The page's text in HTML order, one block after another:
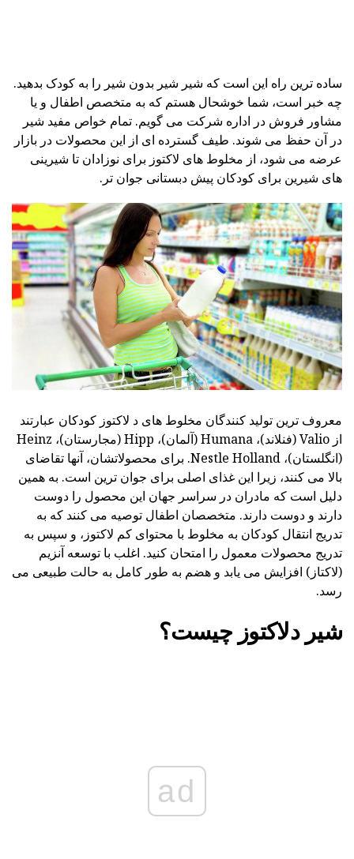
ساده ترین راه این است که شیر شیر بدون شیر را به کودک بدهید.
چه خبر است، شما خوشحال هستم که به متخصص اطفال و یا
مشاور فروش در اداره شرکت می گویم. تمام خواص مفید شیر
در آن حفظ می شوند. طیف گسترده ای از این محصولات در بازار
عرضه می شود، از مخلوط های لاکتوز برای نوزادان تا شیرینی
های شیرین برای کودکان پیش دبستانی جوان تر.
معروف ترین تولید کنندگان مخلوط های د لاکتوز کودکان عبارتند
از Valio (فنلاند)، Humana (آلمان)، Hipp (مجارستان)، Heinz
(انگلستان)، Nestle Holland. برای محصولاتشان، آنها تقاضای
بالا می کنند، زیرا این غذای اصلی برای جوان ترین است. به همین
دلیل است که مادران در سراسر جهان این محصول را دوست
دارند و دوست دارند. متخصصان اطفال توصیه می کنند که به
تدریج انتقال کودکان به مخلوط با محتوای کم لاکتوز، و سپس به
تدریج محصولات معمول را امتحان کنید. اغلب با توسعه آنزیم
(لاکتاز) افزایش می یابد و هضم به طور کامل به حالت طبیعی می
رسد.
شیر دلاکتوز چیست؟
ad